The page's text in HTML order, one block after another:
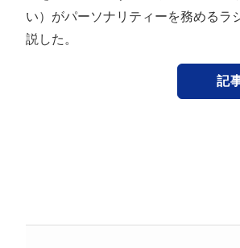
い）がパーソナリティーを務めるラ
説した。
記